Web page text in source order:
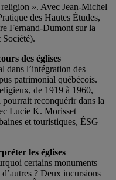
». Avec Jean-Michel
des Hautes Études,
Fernand-Dumont sur la
des églises
dans l’intégration des
patrimonial québécois.
de 1919 à 1960,
reconquérir dans la
Lucie K. Morisset
et touristiques, ÉSG–
les églises
certains monuments
? Deux incursions